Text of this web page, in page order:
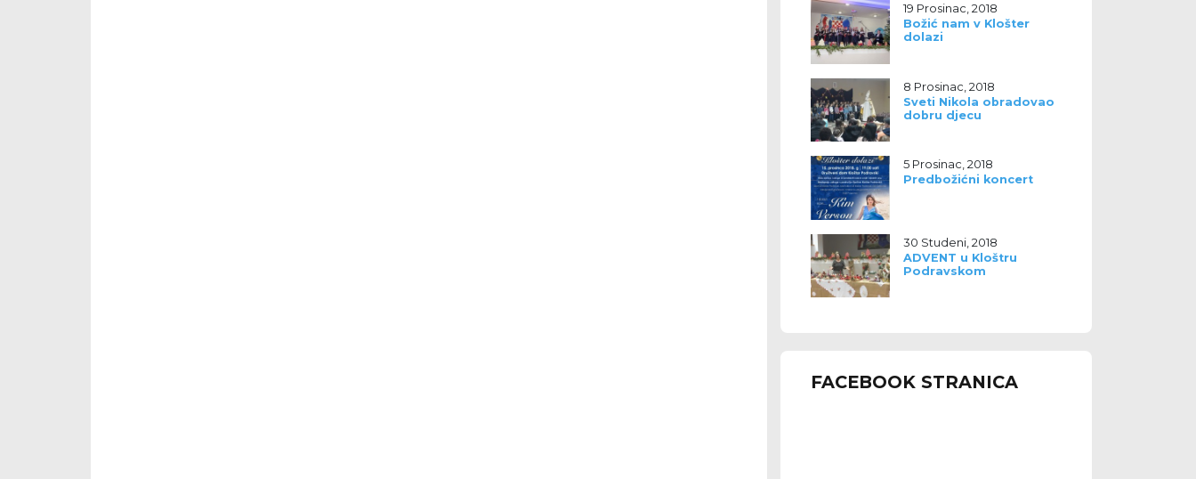
19 Prosinac, 2018
Božić nam v Klošter
dolazi
8 Prosinac, 2018
Sveti Nikola obradovao
dobru djecu
5 Prosinac, 2018
Predbožićni koncert
30 Studeni, 2018
ADVENT u Kloštru
Podravskom
FACEBOOK STRANICA